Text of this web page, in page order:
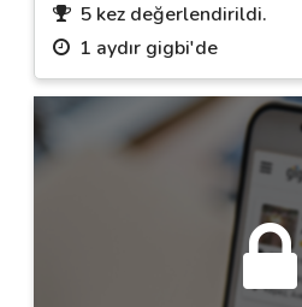
5 kez değerlendirildi.
1 aydır gigbi'de